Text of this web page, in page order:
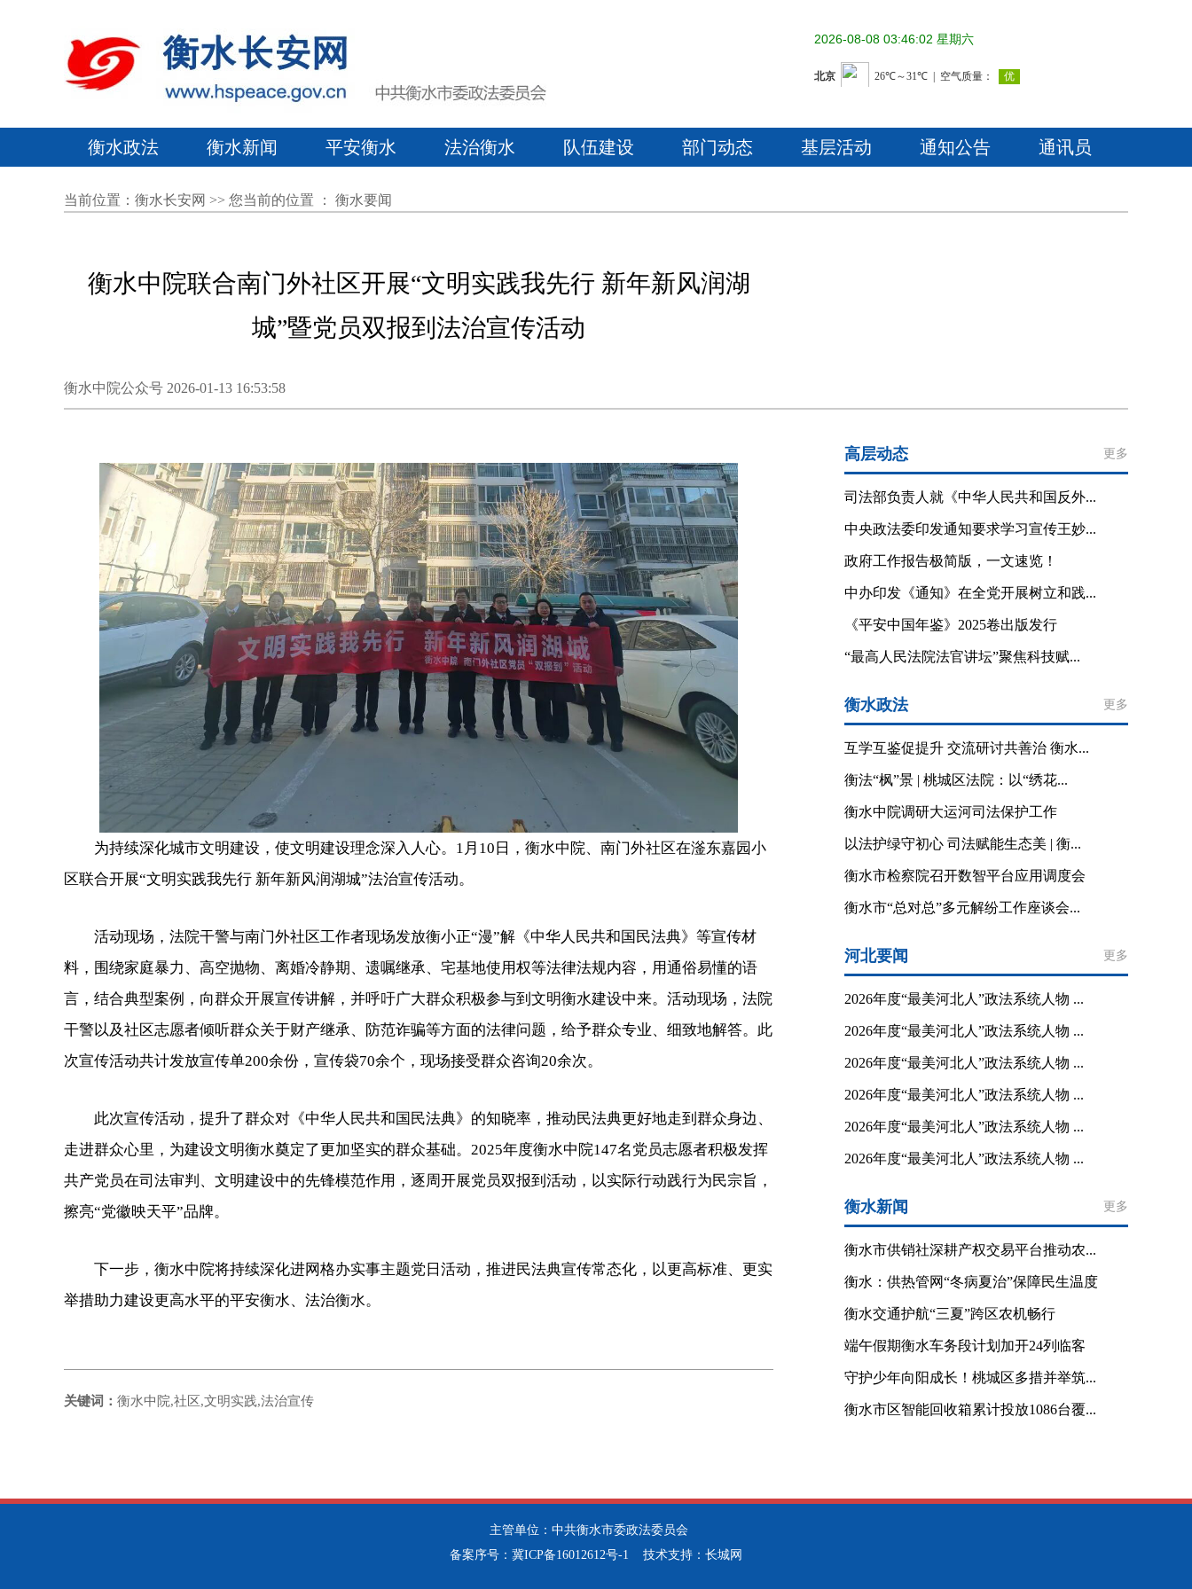
2026-08-08 03:46:03 星期六
衡水政法 衡水新闻 平安衡水 法治衡水 队伍建设 部门动态 基层活动 通知公告 通讯员
当前位置： 衡水长安网 >> 您当前的位置 ： 衡水要闻
衡水中院联合南门外社区开展“文明实践我先行 新年新风润湖
城”暨党员双报到法治宣传活动
衡水中院公众号 2026-01-13 16:53:58
为持续深化城市文明建设，使文明建设理念深入人心。1月10日，衡水中院、南门外社区在滏东嘉园小
区联合开展“文明实践我先行 新年新风润湖城”法治宣传活动。
活动现场，法院干警与南门外社区工作者现场发放衡小正“漫”解《中华人民共和国民法典》等宣传材
料，围绕家庭暴力、高空抛物、离婚冷静期、遗嘱继承、宅基地使用权等法律法规内容，用通俗易懂的语
言，结合典型案例，向群众开展宣传讲解，并呼吁广大群众积极参与到文明衡水建设中来。活动现场，法院
干警以及社区志愿者倾听群众关于财产继承、防范诈骗等方面的法律问题，给予群众专业、细致地解答。此
次宣传活动共计发放宣传单200余份，宣传袋70余个，现场接受群众咨询20余次。
此次宣传活动，提升了群众对《中华人民共和国民法典》的知晓率，推动民法典更好地走到群众身边、
走进群众心里，为建设文明衡水奠定了更加坚实的群众基础。2025年度衡水中院147名党员志愿者积极发挥
共产党员在司法审判、文明建设中的先锋模范作用，逐周开展党员双报到活动，以实际行动践行为民宗旨，
擦亮“党徽映天平”品牌。
下一步，衡水中院将持续深化进网格办实事主题党日活动，推进民法典宣传常态化，以更高标准、更实
举措助力建设更高水平的平安衡水、法治衡水。
关键词： 衡水中院,社区,文明实践,法治宣传
高层动态 更多
司法部负责人就《中华人民共和国反外...
中央政法委印发通知要求学习宣传王妙...
政府工作报告极简版，一文速览！
中办印发《通知》在全党开展树立和践...
《平安中国年鉴》2025卷出版发行
“最高人民法院法官讲坛”聚焦科技赋...
衡水政法 更多
互学互鉴促提升 交流研讨共善治 衡水...
衡法“枫”景 | 桃城区法院：以“绣花...
衡水中院调研大运河司法保护工作
以法护绿守初心 司法赋能生态美 | 衡...
衡水市检察院召开数智平台应用调度会
衡水市“总对总”多元解纷工作座谈会...
河北要闻 更多
2026年度“最美河北人”政法系统人物 ...
2026年度“最美河北人”政法系统人物 ...
2026年度“最美河北人”政法系统人物 ...
2026年度“最美河北人”政法系统人物 ...
2026年度“最美河北人”政法系统人物 ...
2026年度“最美河北人”政法系统人物 ...
衡水新闻 更多
衡水市供销社深耕产权交易平台推动农...
衡水：供热管网“冬病夏治”保障民生温度
衡水交通护航“三夏”跨区农机畅行
端午假期衡水车务段计划加开24列临客
守护少年向阳成长！桃城区多措并举筑...
衡水市区智能回收箱累计投放1086台覆...
主管单位：中共衡水市委政法委员会
备案序号： 冀ICP备16012612号-1 技术支持： 长城网